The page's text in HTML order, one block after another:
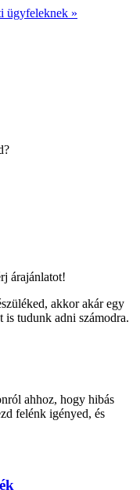
ügyfeleknek »
árajánlatot!
akkor akár egy
is tudunk adni számodra.
ahhoz, hogy hibás
felénk igényed, és